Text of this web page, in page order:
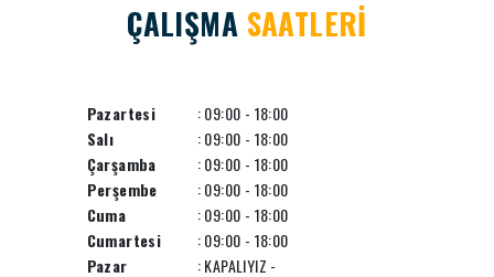
ÇALIŞMA SAATLERİ
Pazartesi
: 09:00 - 18:00
Salı
: 09:00 - 18:00
Çarşamba
: 09:00 - 18:00
Perşembe
: 09:00 - 18:00
Cuma
: 09:00 - 18:00
Cumartesi
: 09:00 - 18:00
Pazar
: KAPALIYIZ -